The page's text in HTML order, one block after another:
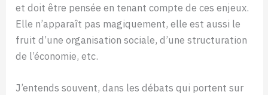
et doit être pensée en tenant compte de ces enjeux.
Elle n’apparaît pas magiquement, elle est aussi le
fruit d’une organisation sociale, d’une structuration
de l’économie, etc.
J’entends souvent, dans les débats qui portent sur